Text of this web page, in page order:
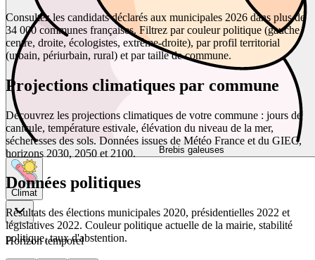
Brebis galeuses
Climat
Horizon temporel
Consultez les candidats déclarés aux municipales 2026 dans plus de
34 000 communes françaises. Filtrez par couleur politique (gauche,
centre, droite, écologistes, extrême-droite), par profil territorial
(urbain, périurbain, rural) et par taille de commune.
Projections climatiques par commune
Découvrez les projections climatiques de votre commune : jours de
canicule, température estivale, élévation du niveau de la mer,
sécheresses des sols. Données issues de Météo France et du GIEC,
horizons 2030, 2050 et 2100.
Données politiques
Résultats des élections municipales 2020, présidentielles 2022 et
législatives 2022. Couleur politique actuelle de la mairie, stabilité
politique, taux d'abstention.